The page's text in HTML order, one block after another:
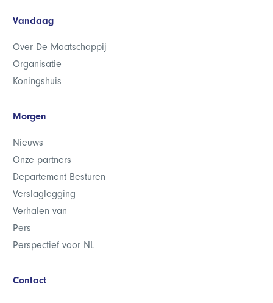
Vandaag
Over De Maatschappij
Organisatie
Koningshuis
Morgen
Nieuws
Onze partners
Departement Besturen
Verslaglegging
Verhalen van
Pers
Perspectief voor NL
Contact